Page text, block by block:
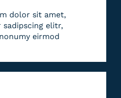
dolor sit amet,
sadipscing elitr,
eirmod